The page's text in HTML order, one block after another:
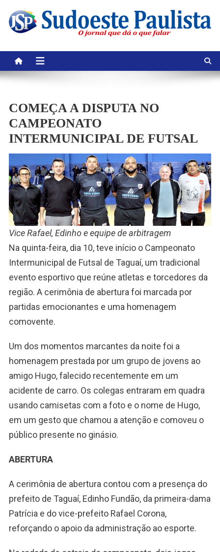
content
COMEÇA A DISPUTA NO
CAMPEONATO
INTERMUNICIPAL DE FUTSAL
Vice Rafael, Edinho e equipe de arbitragem
Na quinta-feira, dia 10, teve início o Campeonato
Intermunicipal de Futsal de Taguaí, um tradicional
evento esportivo que reúne atletas e torcedores da
região. A cerimônia de abertura foi marcada por
partidas emocionantes e uma homenagem
comovente.
Um dos momentos marcantes da noite foi a
homenagem prestada por um grupo de jovens ao
amigo Hugo, falecido recentemente em um
acidente de carro. Os colegas entraram em quadra
usando camisetas com a foto e o nome de Hugo,
em um gesto que chamou a atenção e comoveu o
público presente no ginásio.
ABERTURA
A cerimônia de abertura contou com a presença do
prefeito de Taguaí, Edinho Fundão, da primeira-dama
Patrícia e do vice-prefeito Rafael Corona,
reforçando o apoio da administração ao esporte.